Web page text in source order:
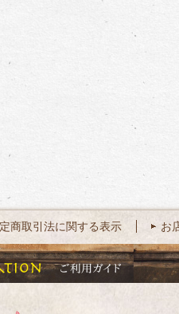
商取引法に関する表示 お